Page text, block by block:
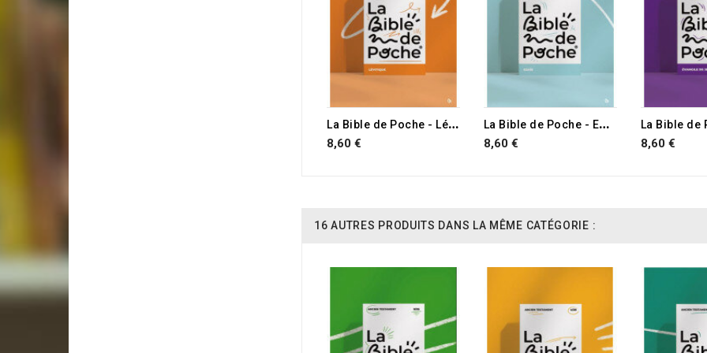
L
a Bible de Poche - Lévitique
8,60 €
L
a Bible de Poche - Esaïe
8,60 €
RUPTURE
8,60 €
16 AUTRES PRODUITS DANS LA MÊME CATÉGORIE :